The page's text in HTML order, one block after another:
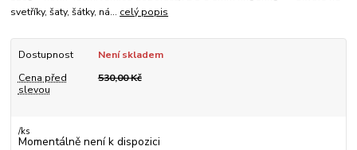
svetříky, šaty, šátky, ná... celý popis
Dostupnost
Není skladem
Cena před
slevou
530,00 Kč
/ks
Momentálně není k dispozici